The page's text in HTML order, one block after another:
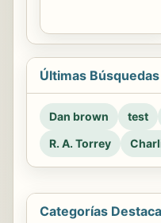
Últimas Búsquedas
Dan brown test
R. A. Torrey
Categorías